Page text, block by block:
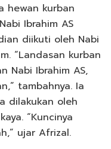
hewan kurban
Ibrahim AS
diikuti oleh Nabi
“Landasan kurban
Nabi Ibrahim AS,
tambahnya. Ia
dilakukan oleh
“Kuncinya
ujar Afrizal.